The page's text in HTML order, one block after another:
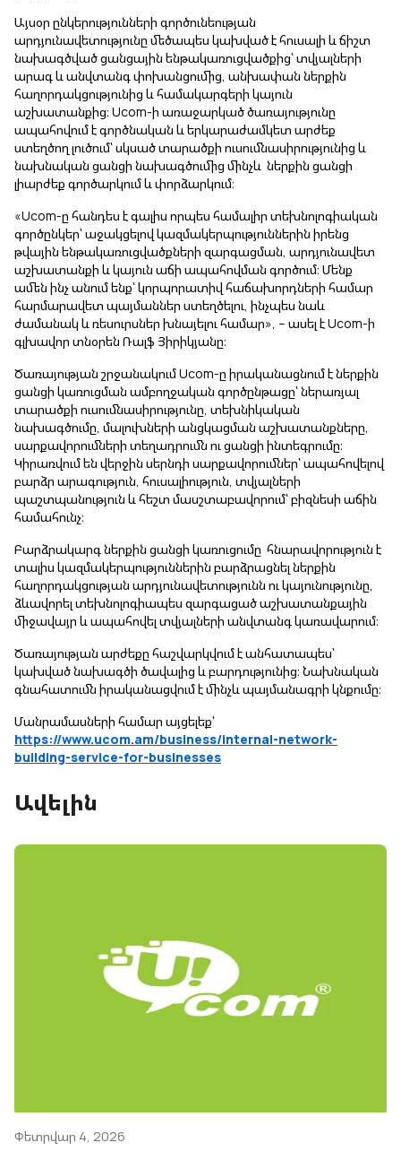
Այսօր ընկերությունների գործունեության
արդյունավետությունը մեծապես կախված է հուսալի և ճիշտ
նախագծված ցանցային ենթակառուցվածքից՝ տվյալների
արագ և անվտանգ փոխանցումից, անխափան ներքին
հաղորդակցությունից և համակարգերի կայուն
աշխատանքից։ Ucom-ի առաջարկած ծառայությունը
ապահովում է գործնական և երկարաժամկետ արժեք
ստեղծող լուծում՝ սկսած տարածքի ուսումնասիրությունից և
նախնական ցանցի նախագծումից մինչև ներքին ցանցի
լիարժեք գործարկում և փորձարկում։
«Ucom-ը հանդես է գալիս որպես համալիր տեխնոլոգիական
գործընկեր՝ աջակցելով կազմակերպություններին իրենց
թվային ենթակառուցվածքների զարգացման, արդյունավետ
աշխատանքի և կայուն աճի ապահովման գործում։ Մենք
ամեն ինչ անում ենք՝ կորպորատիվ հաճախորդների համար
հարմարավետ պայմաններ ստեղծելու, ինչպես նաև
ժամանակ և ռեսուրսներ խնայելու համար», – ասել է Ucom-ի
գլխավոր տնօրեն Ռալֆ Յիրիկյանը։
Ծառայության շրջանակում Ucom-ը իրականացնում է ներքին
ցանցի կառուցման ամբողջական գործընթացը՝ ներառյալ
տարածքի ուսումնասիրությունը, տեխնիկական
նախագծումը, մալուխների անցկացման աշխատանքները,
սարքավորումների տեղադրումն ու ցանցի ինտեգրումը։
Կիրառվում են վերջին սերնդի սարքավորումներ՝ ապահովելով
բարձր արագություն, հուսալիություն, տվյալների
պաշտպանություն և հեշտ մասշտաբավորում՝ բիզնեսի աճին
համահունչ։
Բարձրակարգ ներքին ցանցի կառուցումը հնարավորություն է
տալիս կազմակերպություններին բարձրացնել ներքին
հաղորդակցության արդյունավետությունն ու կայունությունը,
ձևավորել տեխնոլոգիապես զարգացած աշխատանքային
միջավայր և ապահովել տվյալների անվտանգ կառավարում։
Ծառայության արժեքը հաշվարկվում է անհատապես՝
կախված նախագծի ծավալից և բարդությունից։ Նախնական
գնահատումն իրականացվում է մինչև պայմանագրի կնքումը։
Մանրամասների համար այցելեք՝
https://www.ucom.am/business/internal-network-
building-service-for-businesses
Ավելին
Փետրվար 4, 2026